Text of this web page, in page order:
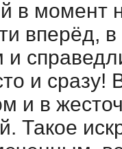
в
вперёд,
и
и сразу!
и в
Такое